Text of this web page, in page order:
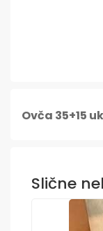
Ovča 35+15
Slične